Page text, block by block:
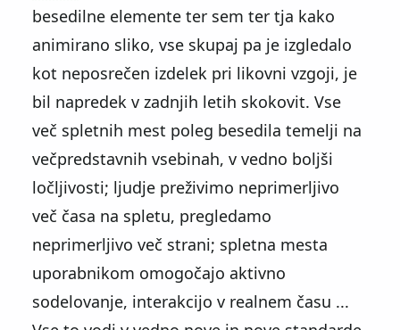
besedilne elemente ter sem ter tja kako
animirano sliko, vse skupaj pa je izgledalo
kot neposrečen izdelek pri likovni vzgoji, je
bil napredek v zadnjih letih skokovit. Vse
več spletnih mest poleg besedila temelji na
večpredstavnih vsebinah, v vedno boljši
ločljivosti; ljudje preživimo neprimerljivo
več časa na spletu, pregledamo
neprimerljivo več strani; spletna mesta
uporabnikom omogočajo aktivno
sodelovanje, interakcijo v realnem času ...